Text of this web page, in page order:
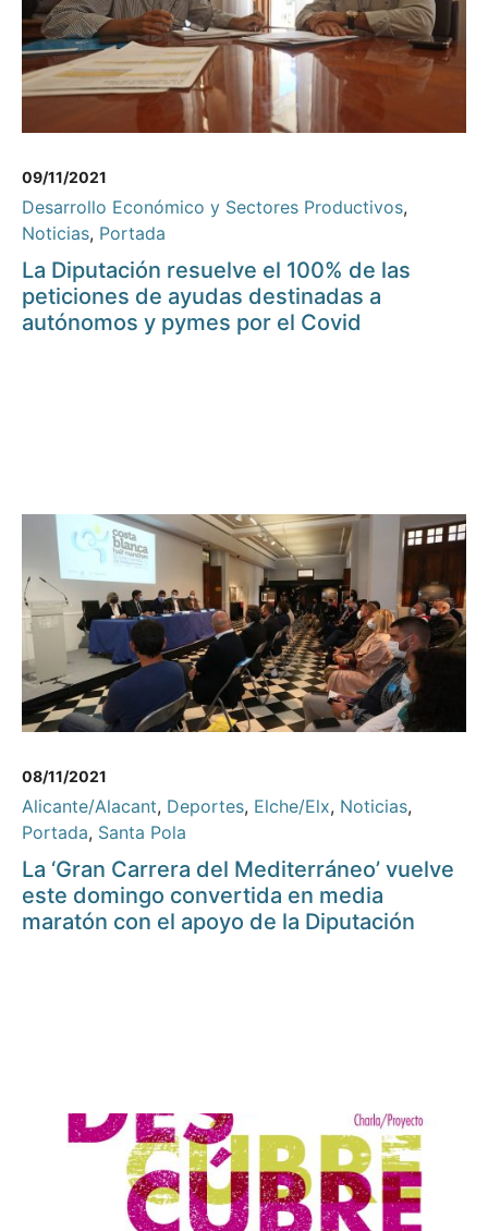
09/11/2021
Desarrollo Económico y Sectores Productivos,
Noticias, Portada
La Diputación resuelve el 100% de las
peticiones de ayudas destinadas a
autónomos y pymes por el Covid
08/11/2021
Alicante/Alacant, Deportes, Elche/Elx, Noticias,
Portada, Santa Pola
La ‘Gran Carrera del Mediterráneo’ vuelve
este domingo convertida en media
maratón con el apoyo de la Diputación